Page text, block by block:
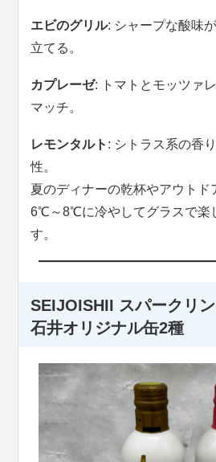
エビのグリル: シャープな酸味
立てる。
カプレーゼ: トマトとモッツァ
マッチ。
レモンタルト : シトラス系の香
性。
夏のディナーの乾杯やアウトド
6℃～8℃に冷やしてグラスで楽
す。
SEIJOISHII スパークリ
石井オリジナル缶2種